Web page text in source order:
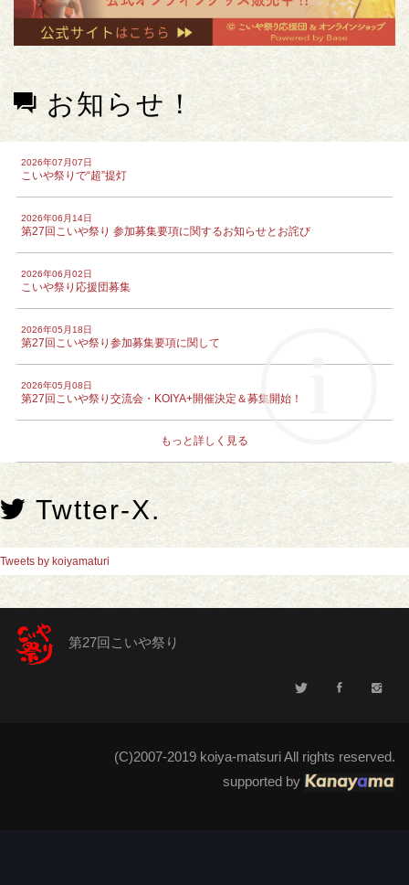
お知らせ！
2026年07月07日
こいや祭りで“超”提灯
2026年06月14日
第27回こいや祭り 参加募集要項に関するお知らせとお詫び
2026年06月02日
こいや祭り応援団募集
2026年05月18日
第27回こいや祭り参加募集要項に関して
2026年05月08日
第27回こいや祭り交流会・KOIYA+開催決定＆募集開始！
もっと詳しく見る
Twtter-X.
Tweets by koiyamaturi
第27回こいや祭り
(C)2007-2019 koiya-matsuri All rights reserved.
supported by